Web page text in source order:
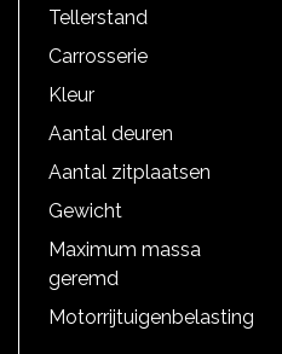
Tellerstand
Carrosserie
Kleur
Aantal deuren
Aantal zitplaatsen
Gewicht
Maximum massa
geremd
Motorrijtuigenbelasting